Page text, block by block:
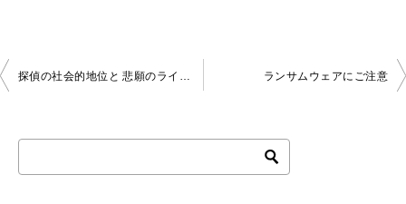
投
探偵の社会的地位と 悲願のライセンス ～ 副業探偵がもたらす負の作用 ランサムウェアにご注意